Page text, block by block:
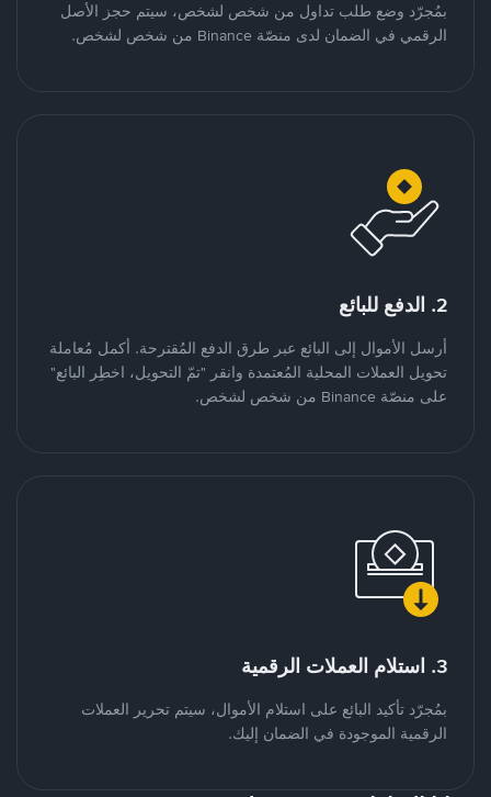
بمُجرّد وضع طلب تداول من شخص لشخص، سيتم حجز الأصل
الرقمي في الضمان لدى منصّة Binance من شخص لشخص.
2. الدفع للبائع
أرسل الأموال إلى البائع عبر طرق الدفع المُقترحة. أكمل مُعاملة
تحويل العملات المحلية المُعتمدة وانقر "تمّ التحويل، اخطِر البائع"
على منصّة Binance من شخص لشخص.
3. استلام العملات الرقمية
بمُجرّد تأكيد البائع على استلام الأموال، سيتم تحرير العملات
الرقمية الموجودة في الضمان إليك.